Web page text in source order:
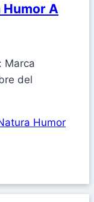
Humor A
Marca
del
Humor